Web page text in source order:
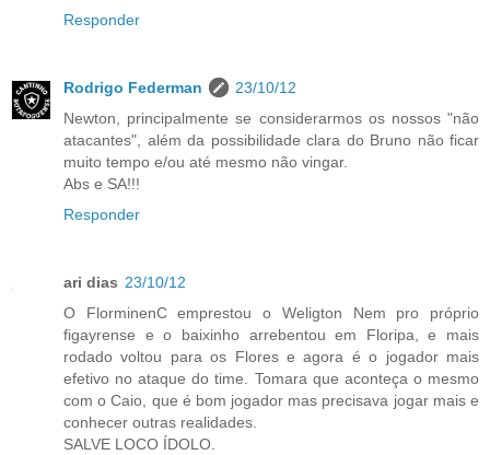
Responder
Rodrigo Federman
23/10/12
Newton, principalmente se considerarmos os nossos "não
atacantes", além da possibilidade clara do Bruno não ficar
muito tempo e/ou até mesmo não vingar.
Abs e SA!!!
Responder
ari dias 23/10/12
O FlorminenC emprestou o Weligton Nem pro próprio
figayrense e o baixinho arrebentou em Floripa, e mais
rodado voltou para os Flores e agora é o jogador mais
efetivo no ataque do time. Tomara que aconteça o mesmo
com o Caio, que é bom jogador mas precisava jogar mais e
conhecer outras realidades.
SALVE LOCO ÍDOLO.